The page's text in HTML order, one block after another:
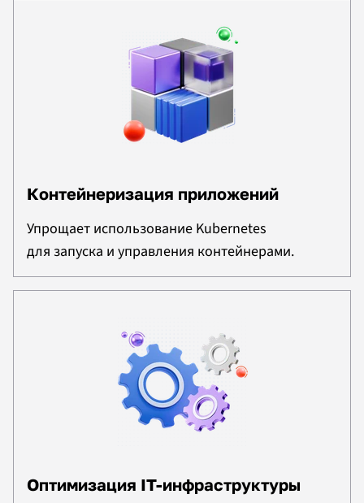
Контейнеризация приложений
Упрощает использование Kubernetes
для запуска и управления контейнерами.
Оптимизация IT-инфраструктуры